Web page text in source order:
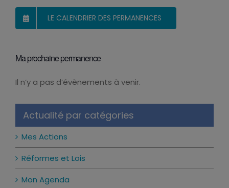
LE CALENDRIER DES PERMANENCES
Ma prochaine permanence
Notice
Il n’y a pas d’évènements à venir.
Actualité par catégories
Mes Actions
Réformes et Lois
Mon Agenda